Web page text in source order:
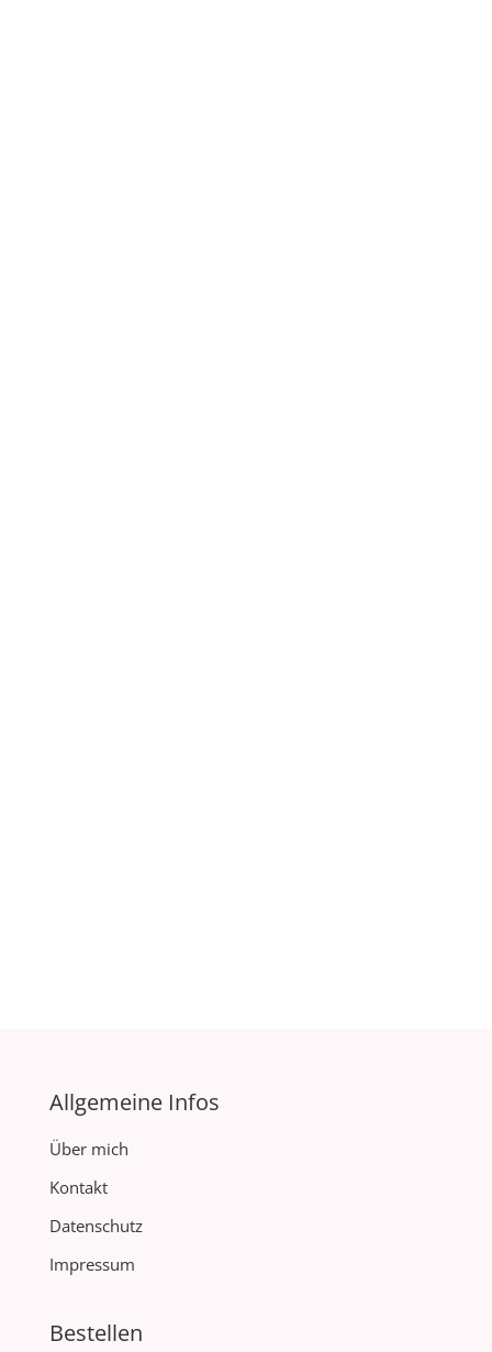
Allgemeine Infos
Über mich
Kontakt
Datenschutz
Impressum
Bestellen